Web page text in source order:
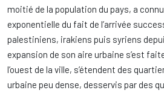
moitié de la population du pays, a
exponentielle du fait de l’arrivée
palestiniens, irakiens puis syriens
expansion de son aire urbaine s’est
l’ouest de la ville, s’étendent des
urbaine peu dense, desservis par des